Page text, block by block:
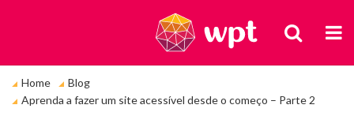
BUSCA
está
em:
Home
Blog
Aprenda a fazer um site acessível desde o começo – Parte 2